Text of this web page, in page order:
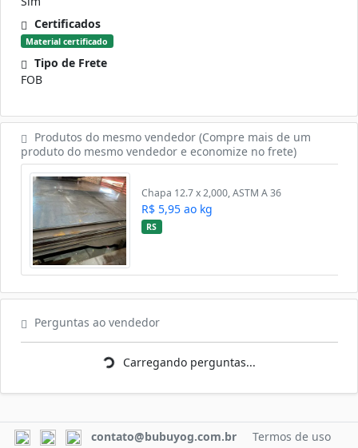
Certificados
Material certificado
Tipo de Frete
FOB
Produtos do mesmo vendedor (Compre mais de um
produto do mesmo vendedor e economize no frete)
Chapa 12.7 x 2,000, ASTM A 36
R$ 5,95 ao kg
RS
Perguntas ao vendedor
Carregando perguntas... Carregando perguntas...
contato@bubuyog.com.br
Termos de uso